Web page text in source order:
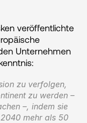
veröffentlichte
Unternehmen
zu verfolgen,
zu werden –
–, indem sie
mehr als 50